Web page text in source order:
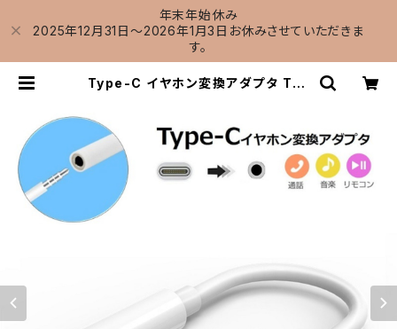
年末年始休み
2025年12月31日～2026年1月3日お休みさせていただきま
す。
Type-C イヤホン変換アダプタ Typ
ロイド USB-C USB PD スマホ スマ
ートフォン iPad Air5 Air4 Pro m
acbook Huawei Samsung Pixe
l6 Pixel5 コンパクト 音声通話/音
量調節/音楽 送料無料 | X-Rainbo